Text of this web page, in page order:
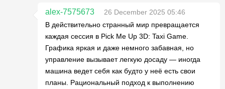
alex-7575673
26 December 2025 05:46
В действительно странный мир превращается
каждая сессия в Pick Me Up 3D: Taxi Game.
Графика яркая и даже немного забавная, но
управление вызывает легкую досаду — иногда
машина ведет себя как будто у неё есть свои
планы. Рациональный подход к выполнению